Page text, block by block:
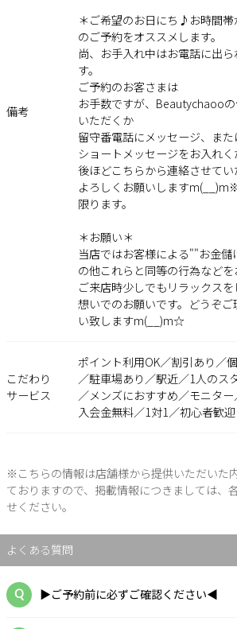
備考
＊ご希望のお日にち♪お時間
のご予約をオススメします。
尚、お手入れ中はお電話に出
す。
ご予約のお客さまは
お手数ですが、Beautychaoo
いただくか
留守番電話にメッセージ、ま
ショートメッセージをお入れく
後ほどこちらから連絡させてい
よろしくお願いします
限ります。
＊お願い＊
当店ではお客様による""お金
の他これらと同等の行為などを
ご来店時少しでもリラックス
想いでのお願いです。どうぞ
い致しますm(__)m☆
こだわり
サービス
ポイント利用OK／割引あり／
／駐車場あり／駅近／1人のス
／メンズにおすすめ／モニタ
入会金無料／1対1／初心者歓迎
※こちらの情報は店舗様から提供いただいた
ておりますので、掲載情報につきましては、
せください。
よくある質問
▶ご予約前に必ずご確認ください◀